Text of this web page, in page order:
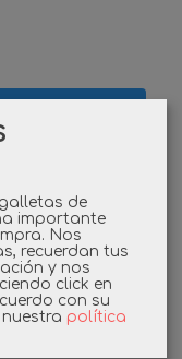
de
importante
Nos
recuerdan tus
y nos
click en
con su
política